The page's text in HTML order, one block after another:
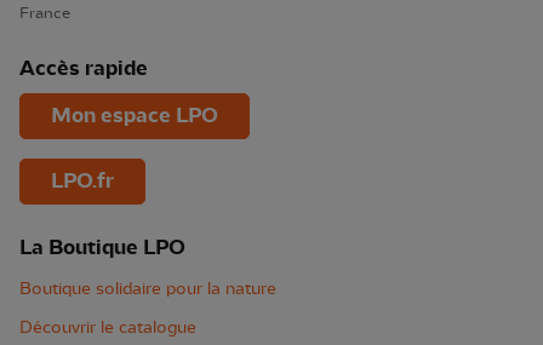
France
Accès rapide
Mon espace LPO
LPO.fr
La Boutique LPO
Boutique solidaire pour la nature
Découvrir le catalogue